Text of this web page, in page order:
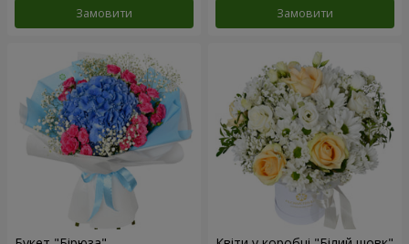
Замовити Замовити